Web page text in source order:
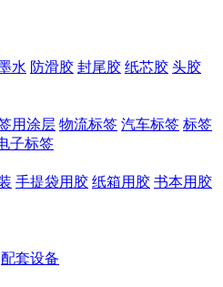
水 防滑胶 封尾胶 纸芯胶 头胶
用涂层 物流标签 汽车标签 标签
子标签
手提袋用胶 纸箱用胶 书本用胶
配套设备